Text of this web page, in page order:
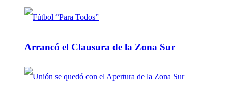
Arrancó el Clausura de la Zona Sur